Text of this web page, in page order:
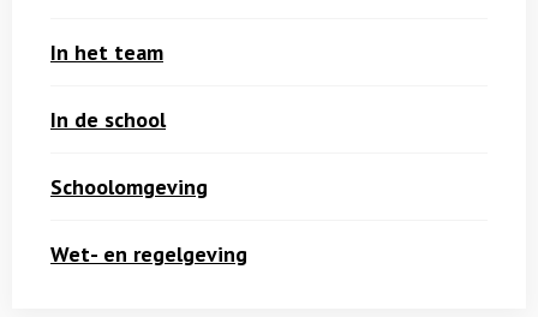
In het team
In de school
Schoolomgeving
Wet- en regelgeving